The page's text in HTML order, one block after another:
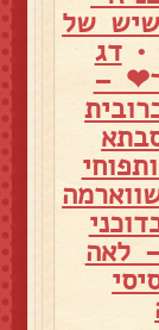
של
•דג
–
לאה